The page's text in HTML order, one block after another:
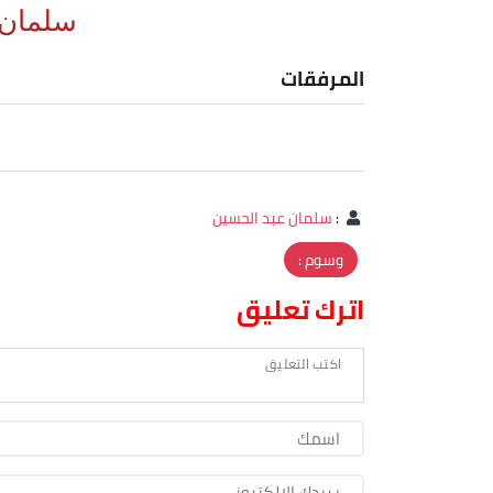
المرفقات
:سلمان عبد الحسين
وسوم :
اترك تعليق